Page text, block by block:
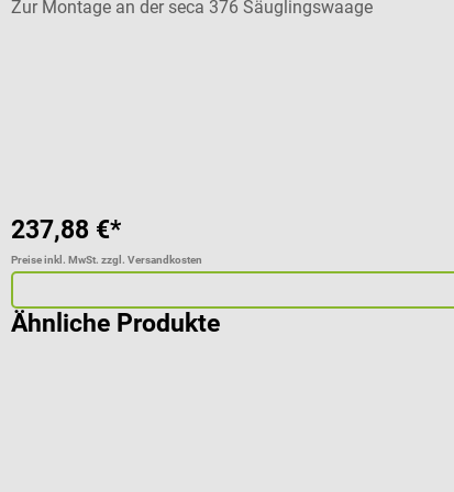
Zur Montage an der seca 376 Säuglingswaage
237,88 €*
Preise inkl. MwSt. zzgl. Versandkosten
Ähnliche Produkte